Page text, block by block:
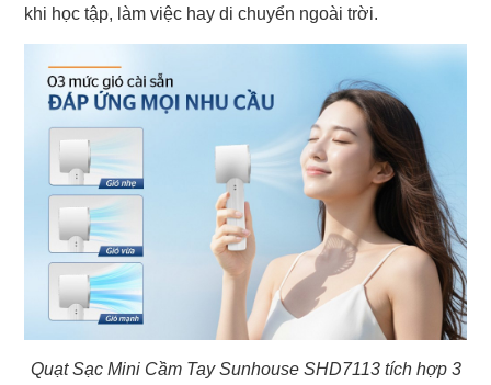
khi học tập, làm việc hay di chuyển ngoài trời.
Quạt Sạc Mini Cầm Tay Sunhouse SHD7113 tích hợp 3